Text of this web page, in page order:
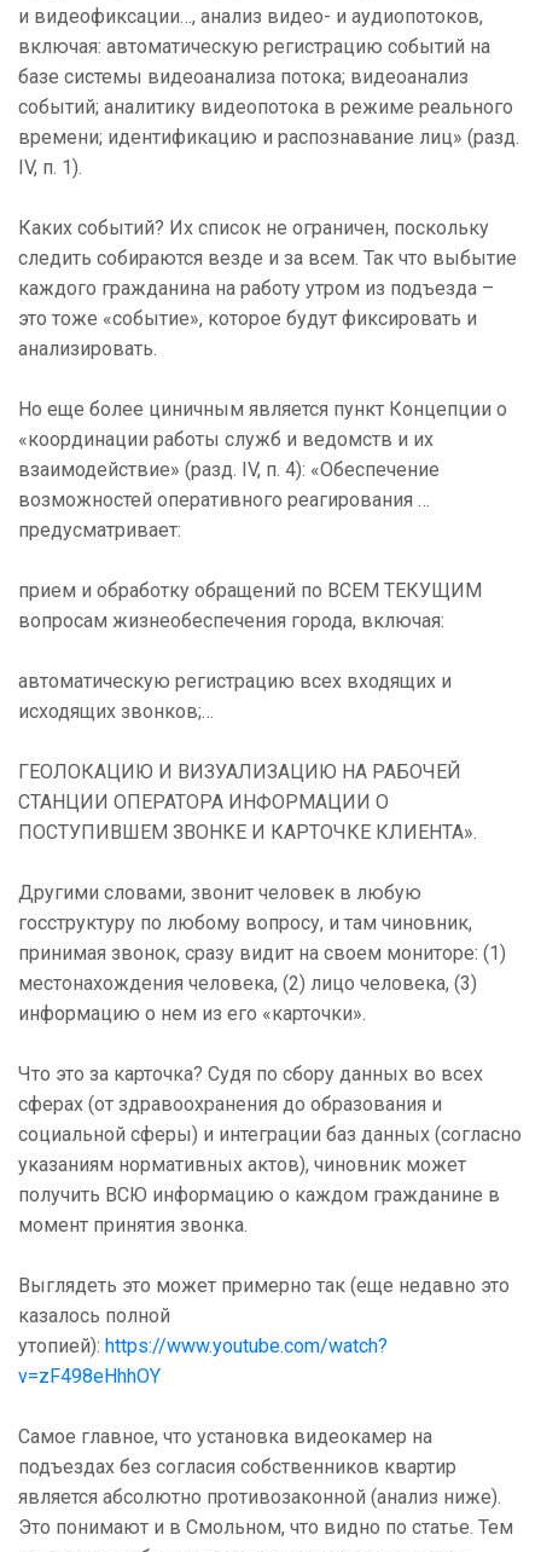
и видеофиксации…, анализ видео- и аудиопотоков,
включая: автоматическую регистрацию событий на
базе системы видеоанализа потока; видеоанализ
событий; аналитику видеопотока в режиме реального
времени; идентификацию и распознавание лиц» (разд.
IV, п. 1).
Каких событий? Их список не ограничен, поскольку
следить собираются везде и за всем. Так что выбытие
каждого гражданина на работу утром из подъезда –
это тоже «событие», которое будут фиксировать и
анализировать.
Но еще более циничным является пункт Концепции о
«координации работы служб и ведомств и их
взаимодействие» (разд. IV, п. 4): «Обеспечение
возможностей оперативного реагирования …
предусматривает:
прием и обработку обращений по ВСЕМ ТЕКУЩИМ
вопросам жизнеобеспечения города, включая:
автоматическую регистрацию всех входящих и
исходящих звонков;…
ГЕОЛОКАЦИЮ И ВИЗУАЛИЗАЦИЮ НА РАБОЧЕЙ
СТАНЦИИ ОПЕРАТОРА ИНФОРМАЦИИ О
ПОСТУПИВШЕМ ЗВОНКЕ И КАРТОЧКЕ КЛИЕНТА».
Другими словами, звонит человек в любую
госструктуру по любому вопросу, и там чиновник,
принимая звонок, сразу видит на своем мониторе: (1)
местонахождения человека, (2) лицо человека, (3)
информацию о нем из его «карточки».
Что это за карточка? Судя по сбору данных во всех
сферах (от здравоохранения до образования и
социальной сферы) и интеграции баз данных (согласно
указаниям нормативных актов), чиновник может
получить ВСЮ информацию о каждом гражданине в
момент принятия звонка.
Выглядеть это может примерно так (еще недавно это
казалось полной
утопией): https://www.youtube.com/watch?
v=zF498eHhhOY
Самое главное, что установка видеокамер на
подъездах без согласия собственников квартир
является абсолютно противозаконной (анализ ниже).
Это понимают и в Смольном, что видно по статье. Тем